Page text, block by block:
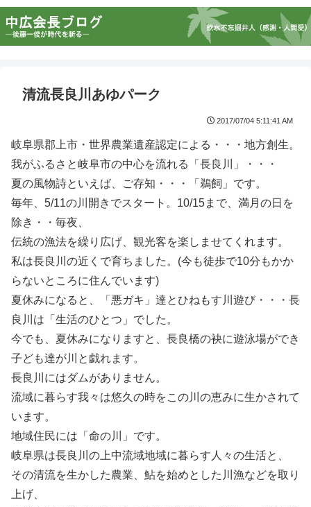
清流長良川あゆパーク
2017/07/04 5:11:41 AM
岐阜県郡上市・世界農業遺産認定による・・・地方創生。
我がふるさと岐阜市の中心を流れる「長良川」・・・
夏の風物詩といえば、ご存知・・・「鵜飼」です。
毎年、5/11の川開きでスタート。10/15まで、満月の日を
除き・・毎夜、
伝統の漁法を繰り広げ、観光客を楽しませてくれます。
私は長良川の近くで育ちました。(今も徒歩で10分もかか
らないところに住んでいます)
夏休みになると、「悪ガキ」達とひねもす川遊び・・・長
良川は「生活のひとつ」でした。
今でも、夏休みになりますと、長良橋の袂に遊泳場ができ
子ども達が川と戯れます。
長良川にはダムがありません。
流域に暮らす我々は悠久の時をこの川の恵みに生かされて
います。
地域住民には「命の川」です。
岐阜県は長良川の上中流域地域に暮らす人々の生活と、
その清流を生かした農業、鮎を始めとした川漁などを取り
上げ、